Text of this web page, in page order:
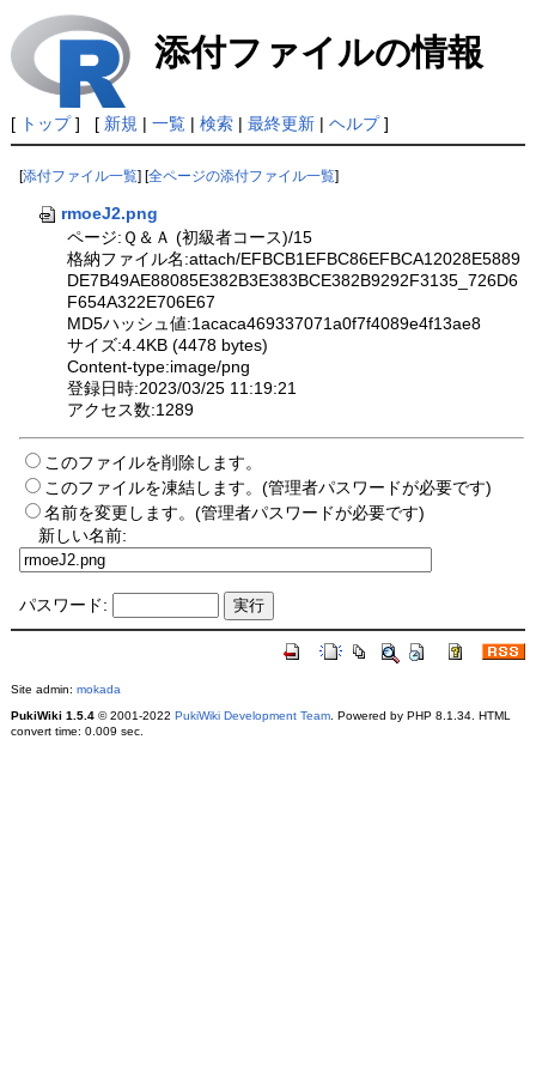
添付ファイルの情報
[ トップ] [ 新規 | 一覧| 検索| 最終更新| ヘルプ]
[添付ファイル一覧 ] [全ページの添付ファイル一覧
rmoeJ2.png
ページ:Ｑ＆Ａ (初級者コース)/15
格納ファイル名:attach/EFBCB1EFBC86EFBCA12028E5889
DE7B49AE88085E382B3E383BCE382B9292F3135_726D6
F654A322E706E67
MD5ハッシュ値:1acaca469337071a0f7f4089e4f13ae8
サイズ:4.4KB (4478 bytes)
Content-type:image/png
登録日時:2023/03/25 11:19:21
アクセス数:1289
このファイルを削除します。
このファイルを凍結します。(管理者パスワードが必要です)
名前を変更します。(管理者パスワードが必要です)
新しい名前:
パスワード:
Site admin: mokada
PukiWiki 1.5.4© 2001-2022 PukiWiki Development Team. Powered by PHP 8.1.34. HTML
convert time: 0.009 sec.